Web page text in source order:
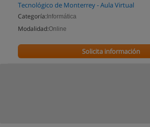
Tecnológico de Monterrey - Aula Virtual
Categoría: Informática
Modalidad:Online
Solicita información